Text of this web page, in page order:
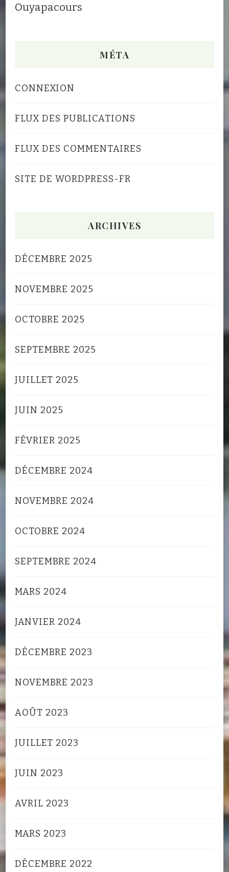
Ouyapacours
MÉTA
CONNEXION
FLUX DES PUBLICATIONS
FLUX DES COMMENTAIRES
SITE DE WORDPRESS-FR
ARCHIVES
DÉCEMBRE 2025
NOVEMBRE 2025
OCTOBRE 2025
SEPTEMBRE 2025
JUILLET 2025
JUIN 2025
FÉVRIER 2025
DÉCEMBRE 2024
NOVEMBRE 2024
OCTOBRE 2024
SEPTEMBRE 2024
MARS 2024
JANVIER 2024
DÉCEMBRE 2023
NOVEMBRE 2023
AOÛT 2023
JUILLET 2023
JUIN 2023
AVRIL 2023
MARS 2023
DÉCEMBRE 2022